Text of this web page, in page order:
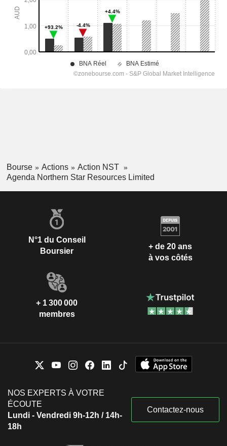
Bourse Actions
Action NST
Agenda Northern Star Resources Limited
N°1 du Conseil
Boursier
+ de 20 ans
à vos côtés
+ 1 300 000
membres
NOS EXPERTS À VOTRE
ÉCOUTE
Lundi - Vendredi 9h-12h / 14h-
18h
Contactez-nous